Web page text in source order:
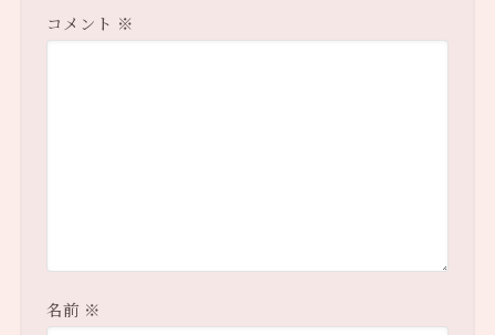
コメント ※
名前 ※